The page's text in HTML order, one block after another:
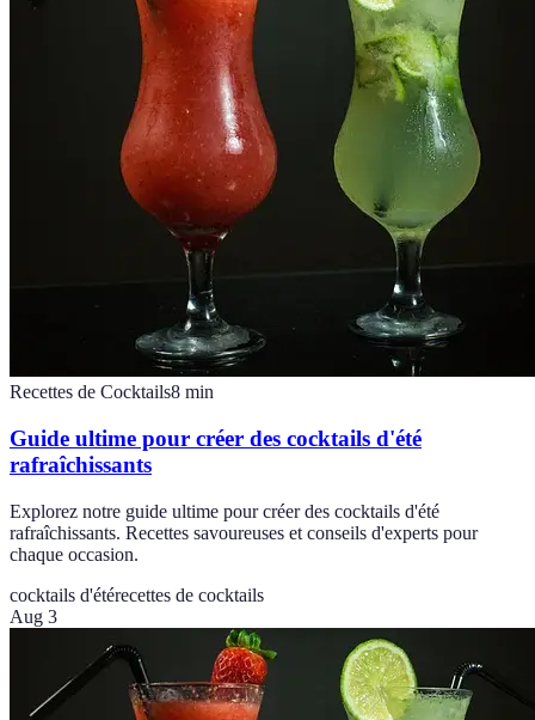
Recettes de Cocktails8 min
Guide ultime pour créer des cocktails d'été
rafraîchissants
Explorez notre guide ultime pour créer des cocktails d'été
rafraîchissants. Recettes savoureuses et conseils d'experts pour
chaque occasion.
cocktails d'étérecettes de cocktails
Aug 3